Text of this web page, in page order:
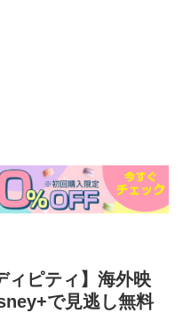
ィピティ】海外映
で見逃し無料